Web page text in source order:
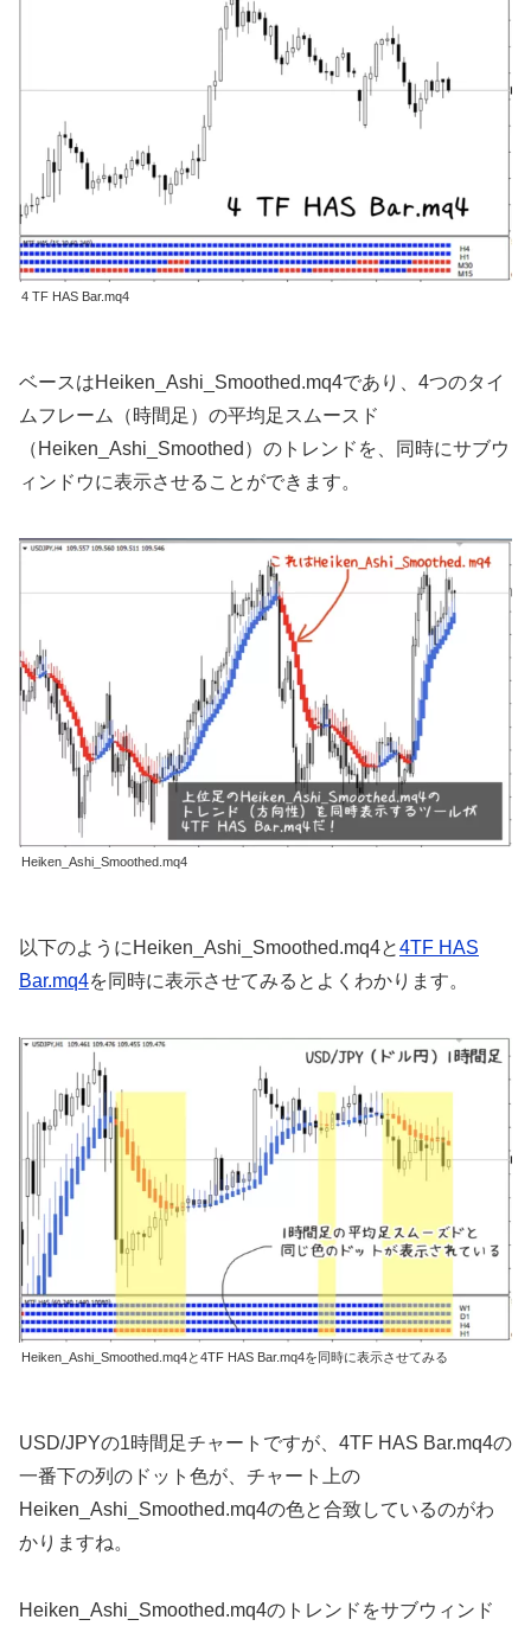
4 TF HAS Bar.mq4
ベースはHeiken_Ashi_Smoothed.mq4であり、4つのタイ
ムフレーム（時間足）の平均足スムースド
（Heiken_Ashi_Smoothed）のトレンドを、同時にサブウ
ィンドウに表示させることができます。
Heiken_Ashi_Smoothed.mq4
以下のようにHeiken_Ashi_Smoothed.mq4と4TF HAS
Bar.mq4を同時に表示させてみるとよくわかります。
Heiken_Ashi_Smoothed.mq4と4TF HAS Bar.mq4を同時に表示させてみる
USD/JPYの1時間足チャートですが、4TF HAS Bar.mq4の
一番下の列のドット色が、チャート上の
Heiken_Ashi_Smoothed.mq4の色と合致しているのがわ
かりますね。
Heiken_Ashi_Smoothed.mq4のトレンドをサブウィンド